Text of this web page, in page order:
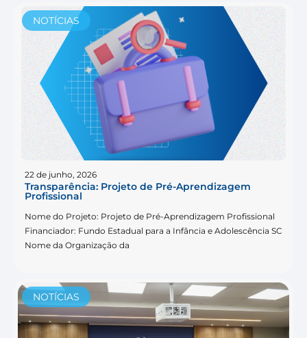
NOTÍCIAS
22 de junho, 2026
Transparência: Projeto de Pré-Aprendizagem
Profissional
Nome do Projeto: Projeto de Pré-Aprendizagem Profissional
Financiador: Fundo Estadual para a Infância e Adolescência SC
Nome da Organização da
NOTÍCIAS